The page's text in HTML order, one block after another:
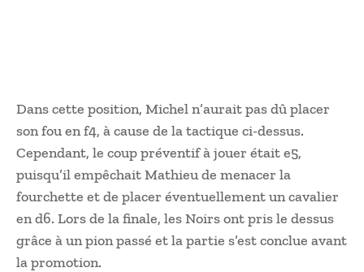
Dans cette position, Michel n’aurait pas dû placer
son fou en f4, à cause de la tactique ci-dessus.
Cependant, le coup préventif à jouer était e5,
puisqu’il empêchait Mathieu de menacer la
fourchette et de placer éventuellement un cavalier
en d6. Lors de la finale, les Noirs ont pris le dessus
grâce à un pion passé et la partie s’est conclue avant
la promotion.